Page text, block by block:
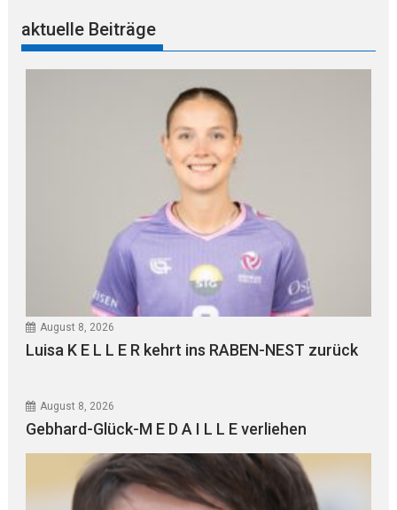
aktuelle Beiträge
August 8, 2026
Luisa K E L L E R kehrt ins RABEN-NEST zurück
August 8, 2026
Gebhard-Glück-M E D A I L L E verliehen